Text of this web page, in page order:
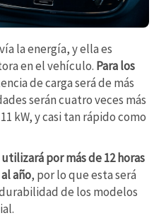
la energía, y ella es
en el vehículo. Para los
de carga será de más
serán cuatro veces más
kW, y casi tan rápido como
por más de 12 horas
año, por lo que esta será
de los modelos